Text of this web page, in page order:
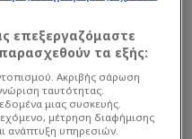
επεξεργαζόμαστε
τα εξής:
Ακριβής σάρωση
ταυτότητας.
μιας συσκευής.
μέτρηση διαφήμισης
ανάπτυξη υπηρεσιών.